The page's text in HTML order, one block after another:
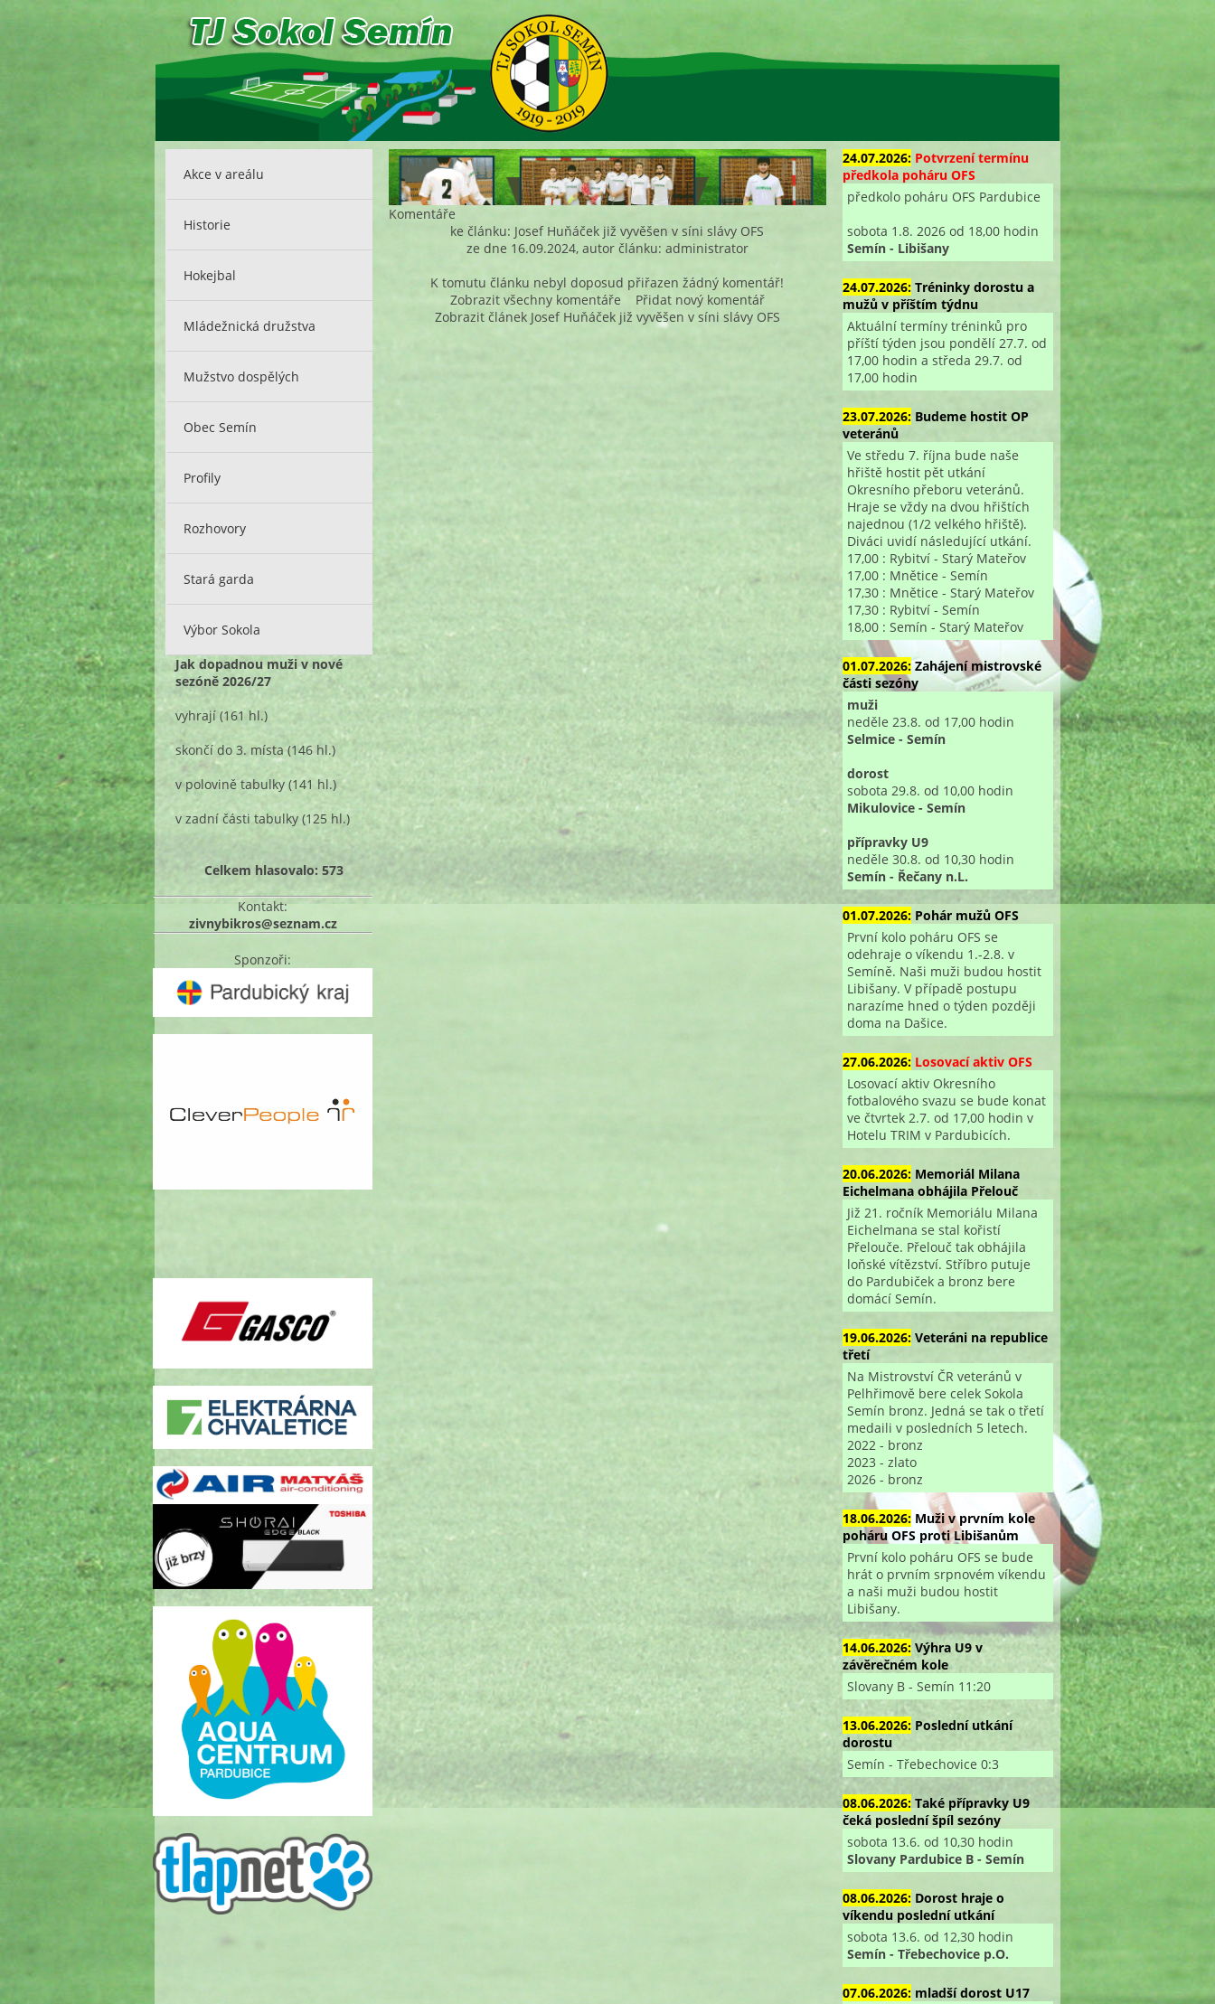
Akce v areálu
Historie
Hokejbal
Mládežnická družstva
Mužstvo dospělých
Obec Semín
Profily
Rozhovory
Stará garda
Výbor Sokola
Jak dopadnou muži v nové
sezóně 2026/27
vyhrají (161 hl.)
skončí do 3. místa(146 hl.)
v polovině tabulky (141 hl.)
v zadní části tabulky (125 hl.)
Celkem hlasovalo: 573
Kontakt:
zivnybikros@seznam.cz
Sponzoři:
Komentáře
ke článku: Josef Huňáček již vyvěšen v síni slávy OFS
ze dne 16.09.2024, autor článku: administrator
K tomutu článku nebyl doposud přiřazen žádný komentář!
Zobrazit všechny komentáře
Přidat nový komentář
Zobrazit článek Josef Huňáček již vyvěšen v síni slávy OFS
24.07.2026: Potvrzení termínu
předkola poháru OFS
předkolo poháru OFS Pardubice
sobota 1.8. 2026 od 18,00 hodin
Semín - Libišany
24.07.2026: Tréninky dorostu a
mužů v příštím týdnu
Aktuální termíny tréninků pro
příští týden jsou pondělí 27.7. od
17,00 hodin a středa 29.7. od
17,00 hodin
23.07.2026: Budeme hostit OP
veteránů
Ve středu 7. října bude naše
hřiště hostit pět utkání
Okresního přeboru veteránů.
Hraje se vždy na dvou hřištích
najednou (1/2 velkého hřiště).
Diváci uvidí následující utkání.
17,00 : Rybitví - Starý Mateřov
17,00 : Mnětice - Semín
17,30 : Mnětice - Starý Mateřov
17,30 : Rybitví - Semín
18,00 : Semín - Starý Mateřov
01.07.2026: Zahájení mistrovské
části sezóny
muži
neděle 23.8. od 17,00 hodin
Selmice - Semín
dorost
sobota 29.8. od 10,00 hodin
Mikulovice - Semín
přípravky U9
neděle 30.8. od 10,30 hodin
Semín - Řečany n.L.
01.07.2026: Pohár mužů OFS
První kolo poháru OFS se
odehraje o víkendu 1.-2.8. v
Semíně. Naši muži budou hostit
Libišany. V případě postupu
narazíme hned o týden později
doma na Dašice.
27.06.2026: Losovací aktiv OFS
Losovací aktiv Okresního
fotbalového svazu se bude konat
ve čtvrtek 2.7. od 17,00 hodin v
Hotelu TRIM v Pardubicích.
20.06.2026: Memoriál Milana
Eichelmana obhájila Přelouč
Již 21. ročník Memoriálu Milana
Eichelmana se stal kořistí
Přelouče. Přelouč tak obhájila
loňské vítězství. Stříbro putuje
do Pardubiček a bronz bere
domácí Semín.
19.06.2026: Veteráni na republice
třetí
Na Mistrovství ČR veteránů v
Pelhřimově bere celek Sokola
Semín bronz. Jedná se tak o třetí
medaili v posledních 5 letech.
2022 - bronz
2023 - zlato
2026 - bronz
18.06.2026: Muži v prvním kole
poháru OFS proti Libišanům
První kolo poháru OFS se bude
hrát o prvním srpnovém víkendu
a naši muži budou hostit
Libišany.
14.06.2026: Výhra U9 v
závěrečném kole
Slovany B - Semín 11:20
13.06.2026: Poslední utkání
dorostu
Semín - Třebechovice 0:3
08.06.2026: Také přípravky U9
čeká poslední špíl sezóny
sobota 13.6. od 10,30 hodin
Slovany Pardubice B - Semín
08.06.2026: Dorost hraje o
víkendu poslední utkání
sobota 13.6. od 12,30 hodin
Semín - Třebechovice p.O.
07.06.2026: mladší dorost U17